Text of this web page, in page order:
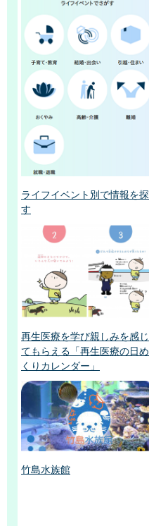
ライフイベント別で情報を探
す
再生医療を学び親しみを感じ
てもらえる「再生医療の日め
くりカレンダー」
竹島水族館